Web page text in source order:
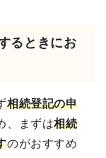
るときにお
相続登記の申
、まずは相続
のがおすすめ